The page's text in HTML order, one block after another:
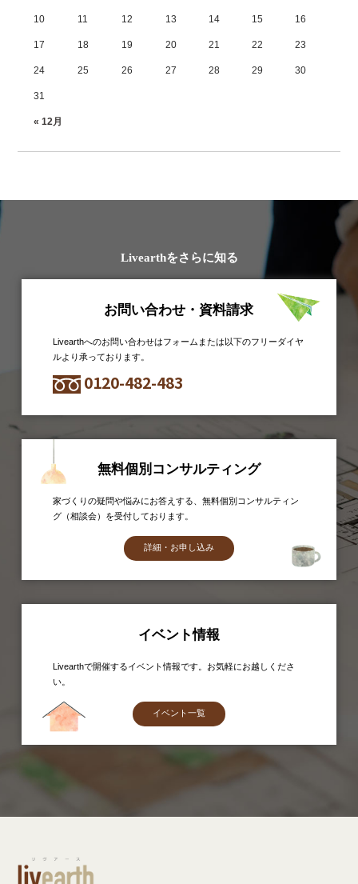
« 12月
10 11 12 13 14 15 16
17 18 19 20 21 22 23
24 25 26 27 28 29 30
31
Livearthをさらに知る
お問い合わせ・資料請求
Livearthへのお問い合わせはフォームまたは以下のフリーダイヤ
ルより承っております。
0120-482-483
無料個別コンサルティング
家づくりの疑問や悩みにお答えする、無料個別コンサルティン
グ（相談会）を受付しております。
詳細・お申し込み
イベント情報
Livearthで開催するイベント情報です。お気軽にお越しくださ
い。
イベント一覧